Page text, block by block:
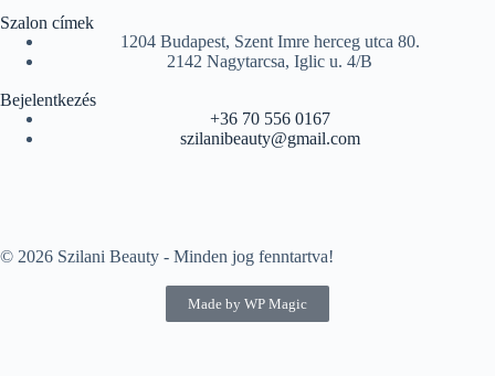
Szalon címek
1204 Budapest, Szent Imre herceg utca 80.
2142 Nagytarcsa, Iglic u. 4/B
Bejelentkezés
+36 70 556 0167
szilanibeauty@gmail.com
© 2026 Szilani Beauty - Minden jog fenntartva!
Made by WP Magic